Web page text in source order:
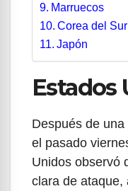
Marruecos
Corea del Sur
Japón
Estados
Después de
el pasado
Unidos observó
clara de ataque,